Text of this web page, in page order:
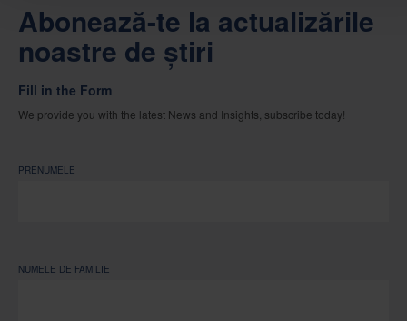
Abonează-te la actualizările
noastre de știri
Fill in the Form
We provide you with the latest News and Insights, subscribe today!
PRENUMELE
NUMELE DE FAMILIE